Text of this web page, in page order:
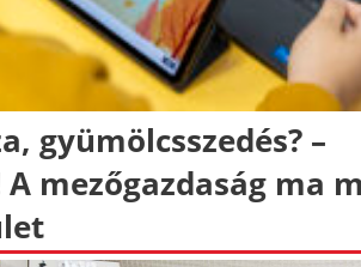
gyümölcsszedés? –
A mezőgazdaság ma